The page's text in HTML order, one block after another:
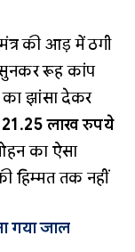
की आड़ में ठगी
रूह कांप
का झांसा देकर
21.25 लाख रुपये
का ऐसा
हिम्मत तक नहीं
गया जाल